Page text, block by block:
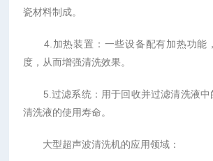
瓷材料制成。
4.加热装置：一些设备配有加热功能
度，从而增强清洗效果。
5.过滤系统：用于回收并过滤清洗液中
清洗液的使用寿命。
大型超声波清洗机的应用领域：